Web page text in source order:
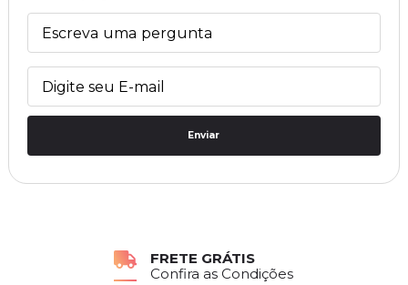
Enviar
PEDIDO MÍNIMO R$8.000,00
Confira condições com os vendedores